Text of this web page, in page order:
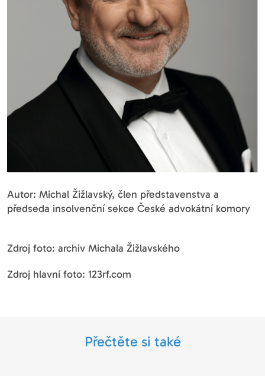
Autor: Michal Žižlavský, člen představenstva a
předseda insolvenční sekce České advokátní komory
Zdroj foto: archiv Michala Žižlavského
Zdroj hlavní foto: 123rf.com
Přečtěte si také